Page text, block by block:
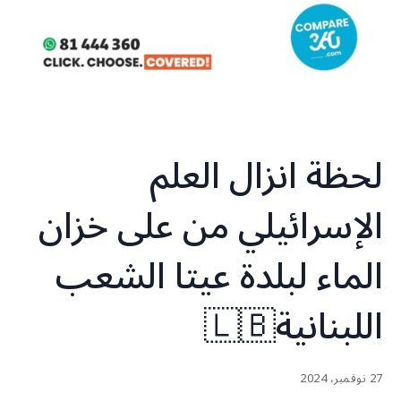
لحظة انزال العلم
الإسرائيلي من على خزان
الماء لبلدة عيتا الشعب
اللبنانية🇱🇧
27 نوفمبر، 2024